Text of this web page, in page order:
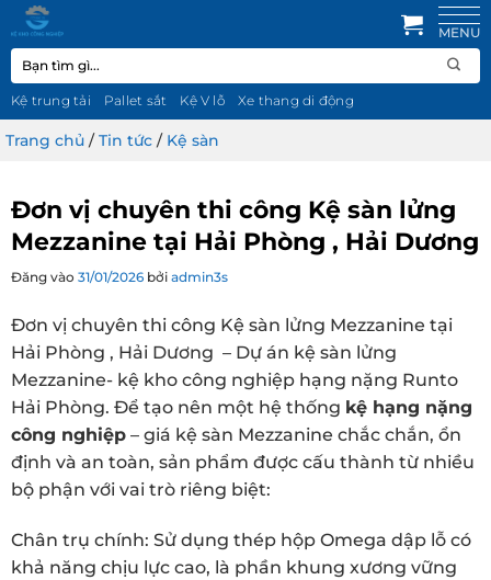
qua
nội
dung
Tìm
kiếm:
Kệ trung tải Pallet sắt Kệ V lỗ Xe thang di động
Trang chủ /Tin tức / Kệ sàn
Đơn vị chuyên thi công Kệ sàn lửng
Mezzanine tại Hải Phòng , Hải Dương
Đăng vào 31/01/2026 bởi admin3s
Đơn vị chuyên thi công Kệ sàn lửng Mezzanine tại
Hải Phòng , Hải Dương – Dự án kệ sàn lửng
Mezzanine- kệ kho công nghiệp hạng nặng Runto
Hải Phòng. Để tạo nên một hệ thống kệ hạng nặng
công nghiệp – giá kệ sàn Mezzanine chắc chắn, ổn
định và an toàn, sản phẩm được cấu thành từ nhiều
bộ phận với vai trò riêng biệt:
Chân trụ chính: Sử dụng thép hộp Omega dập lỗ có
khả năng chịu lực cao, là phần khung xương vững